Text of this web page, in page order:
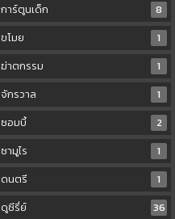
การ์ตูนเด็ก
8
ขโมย
1
ฆ่าตกรรม
1
จักรวาล
1
ซอมบี้
2
ซามูไร
1
ดนตรี
1
ดูซีรี่ย์
36